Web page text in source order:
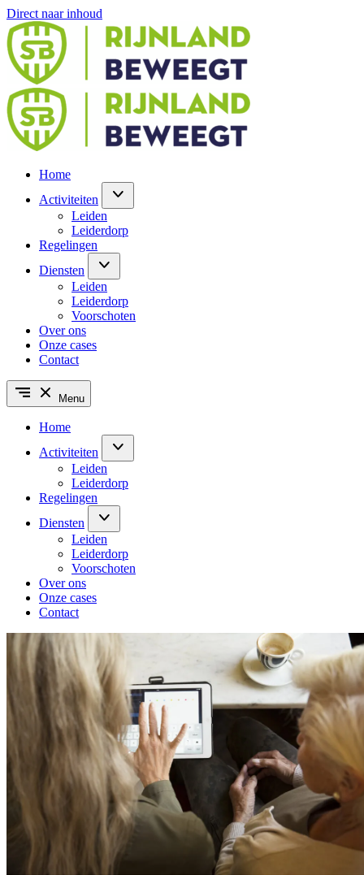
Direct naar inhoud
Home
Activiteiten
Leiden
Leiderdorp
Regelingen
Diensten
Leiden
Leiderdorp
Voorschoten
Over ons
Onze cases
Contact
Menu
Home
Activiteiten
Leiden
Leiderdorp
Regelingen
Diensten
Leiden
Leiderdorp
Voorschoten
Over ons
Onze cases
Contact